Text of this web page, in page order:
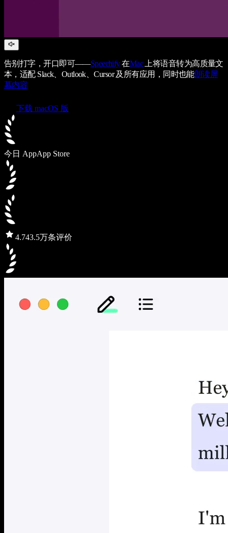
告别打字，开口即可——Speechify在Mac上将语音转为高质量文
本，适配 Slack、Outlook、Cursor 及所有应用，同时也能朗读屏
幕内容
下载 macOS 版
今日 AppApp Store
4.743.5万条评价